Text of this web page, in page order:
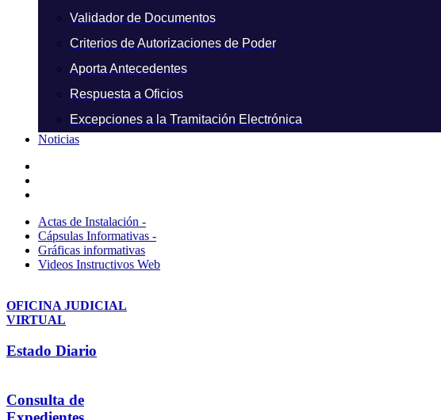
Validador de Documentos
Criterios de Autorizaciones de Poder
Aporta Antecedentes
Respuesta a Oficios
Excepciones a la Tramitación Electrónica
Noticias
Actas de Instalación -
Cápsulas Informativas -
Gráficas informativas
Videos Instructivos Web
OFICINA JUDICIAL
VIRTUAL
Estado Diario
Consulta de